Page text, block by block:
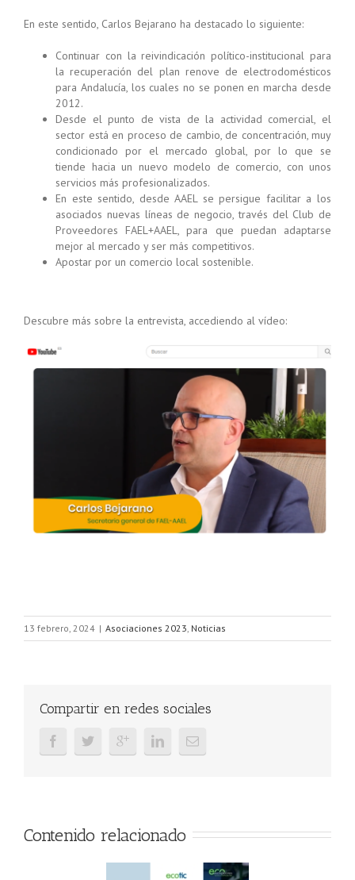
En este sentido, Carlos Bejarano ha destacado lo siguiente:
Continuar con la reivindicación político-institucional para
la recuperación del plan renove de electrodomésticos
para Andalucía, los cuales no se ponen en marcha desde
2012.
Desde el punto de vista de la actividad comercial, el
sector está en proceso de cambio, de concentración, muy
condicionado por el mercado global, por lo que se
tiende hacia un nuevo modelo de comercio, con unos
servicios más profesionalizados.
En este sentido, desde AAEL se persigue facilitar a los
asociados nuevas líneas de negocio, través del Club de
Proveedores FAEL+AAEL, para que puedan adaptarse
mejor al mercado y ser más competitivos.
Apostar por un comercio local sostenible.
Descubre más sobre la entrevista, accediendo al vídeo:
13 febrero, 2024 | Asociaciones 2023 Noticias
Compartir en redes sociales
Contenido relacionado